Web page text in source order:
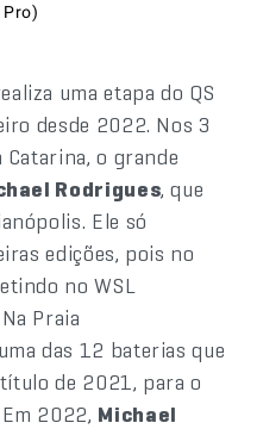
uma etapa do QS
desde 2022. Nos 3
o grande
Rodrigues, que
Ele só
edições, pois no
no WSL
Praia
das 12 baterias que
de 2021, para o
2022, Michael